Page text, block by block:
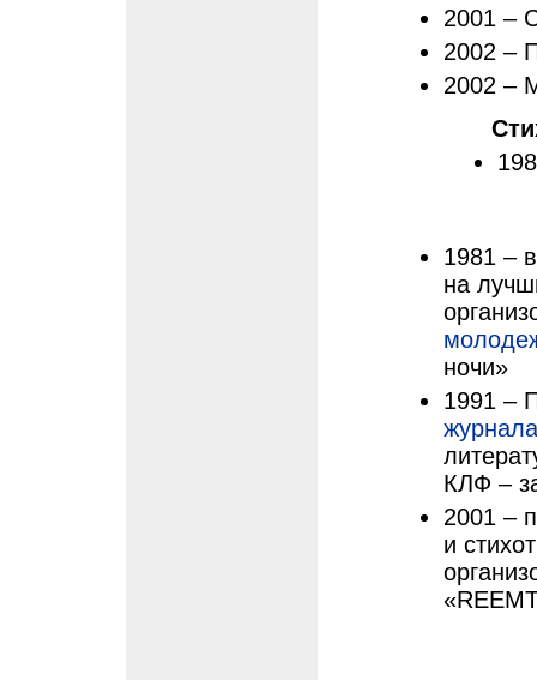
2001 –
2002 –
2002 –
1981 –
на
ночи»
1991 –
КЛФ –
2001 –
и